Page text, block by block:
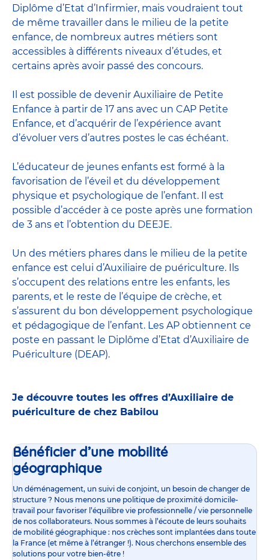
Diplôme d’Etat d’Infirmier, mais voudraient tout
de même travailler dans le milieu de la petite
enfance, de nombreux autres métiers sont
accessibles à différents niveaux d’études, et
certains après avoir passé des concours.
Il est possible de devenir Auxiliaire de Petite
Enfance à partir de 17 ans avec un CAP Petite
Enfance, et d’acquérir de l’expérience avant
d’évoluer vers d’autres postes le cas échéant.
L’éducateur de jeunes enfants est formé à la
favorisation de l’éveil et du développement
physique et psychologique de l’enfant. Il est
possible d’accéder à ce poste après une formation
de 3 ans et l’obtention du DEEJE.
Un des métiers phares dans le milieu de la petite
enfance est celui d’Auxiliaire de puériculture. Ils
s’occupent des relations entre les enfants, les
parents, et le reste de l’équipe de crèche, et
s’assurent du bon développement psychologique
et pédagogique de l’enfant. Les AP obtiennent ce
poste en passant le Diplôme d’Etat d’Auxiliaire de
Puériculture (DEAP).
Je découvre toutes les offres d’Auxiliaire de
puériculture de chez Babilou
Bénéficier d’une mobilité
géographique
Un déménagement, un suivi de conjoint, un besoin de changer de
structure ? Nous menons une politique de proximité domicile-
travail pour favoriser l’équilibre vie professionnelle / vie personnelle
de nos collaborateurs. Nous sommes à l’écoute de leurs souhaits
de mobilité géographique : nos crèches sont implantées dans toute
la France (et même à l’étranger !). Nous cherchons ensemble des
solutions pour votre bien-être !